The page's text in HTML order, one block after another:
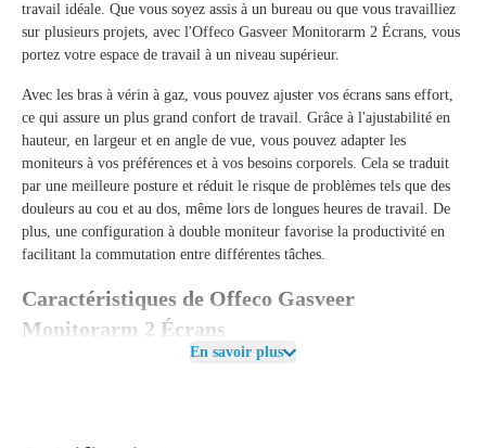
travail idéale. Que vous soyez assis à un bureau ou que vous travailliez
sur plusieurs projets, avec l'Offeco Gasveer Monitorarm 2 Écrans, vous
portez votre espace de travail à un niveau supérieur.
Avec les bras à vérin à gaz, vous pouvez ajuster vos écrans sans effort,
ce qui assure un plus grand confort de travail. Grâce à l'ajustabilité en
hauteur, en largeur et en angle de vue, vous pouvez adapter les
moniteurs à vos préférences et à vos besoins corporels. Cela se traduit
par une meilleure posture et réduit le risque de problèmes tels que des
douleurs au cou et au dos, même lors de longues heures de travail. De
plus, une configuration à double moniteur favorise la productivité en
facilitant la commutation entre différentes tâches.
Caractéristiques de Offeco Gasveer
Monitorarm 2 Écrans
Offeco Gasveer Monitorarm 2 Écrans
En savoir plus